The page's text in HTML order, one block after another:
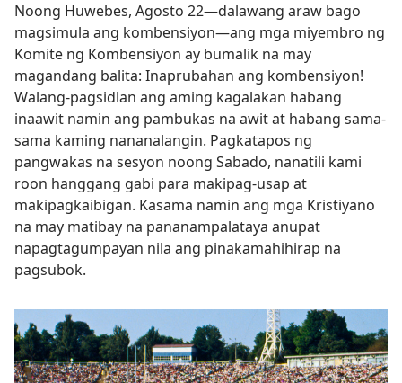
Noong Huwebes, Agosto 22—dalawang araw bago
magsimula ang kombensiyon—ang mga miyembro ng
Komite ng Kombensiyon ay bumalik na may
magandang balita: Inaprubahan ang kombensiyon!
Walang-pagsidlan ang aming kagalakan habang
inaawit namin ang pambukas na awit at habang sama-
sama kaming nananalangin. Pagkatapos ng
pangwakas na sesyon noong Sabado, nanatili kami
roon hanggang gabi para makipag-usap at
makipagkaibigan. Kasama namin ang mga Kristiyano
na may matibay na pananampalataya anupat
napagtagumpayan nila ang pinakamahihirap na
pagsubok.